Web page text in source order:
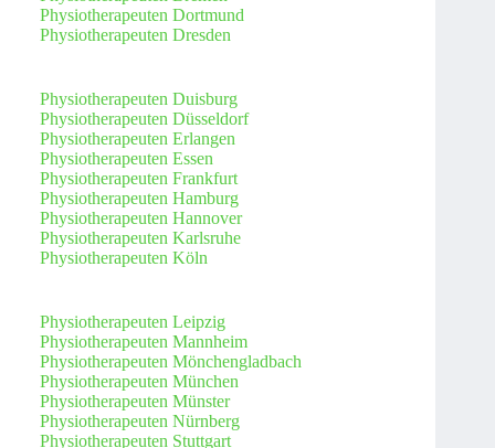
Physiotherapeuten Dortmund
Physiotherapeuten Dresden
Physiotherapeuten Duisburg
Physiotherapeuten Düsseldorf
Physiotherapeuten Erlangen
Physiotherapeuten Essen
Physiotherapeuten Frankfurt
Physiotherapeuten Hamburg
Physiotherapeuten Hannover
Physiotherapeuten Karlsruhe
Physiotherapeuten Köln
Physiotherapeuten Leipzig
Physiotherapeuten Mannheim
Physiotherapeuten Mönchengladbach
Physiotherapeuten München
Physiotherapeuten Münster
Physiotherapeuten Nürnberg
Physiotherapeuten Stuttgart